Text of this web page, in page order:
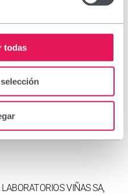
todasque es publicaran al perfil
connexions, eliminar els
interès i restringir amb qui
això haurà d’accedir a la
VIÑAS SA,